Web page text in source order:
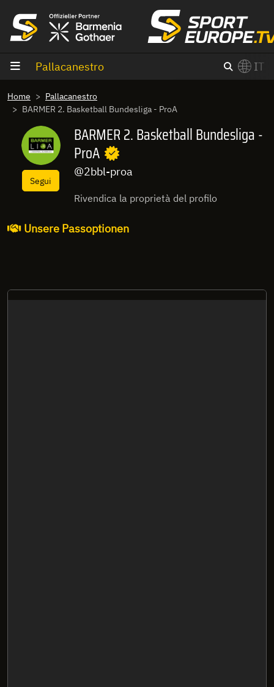
Pallacanestro IT
Home
Pallacanestro
BARMER 2. Basketball Bundesliga - ProA
Segui
BARMER 2. Basketball Bundesliga -
ProA
@2bbl-proa
Rivendica la proprietà del profilo
Unsere Passoptionen